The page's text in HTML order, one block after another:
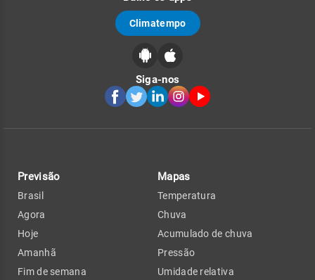
Climatempo
Siga-nos
Previsão
Brasil
Agora
Hoje
Amanhã
Fim de semana
Mapas
Temperatura
Chuva
Acumulado de chuva
Pressão
Umidade relativa